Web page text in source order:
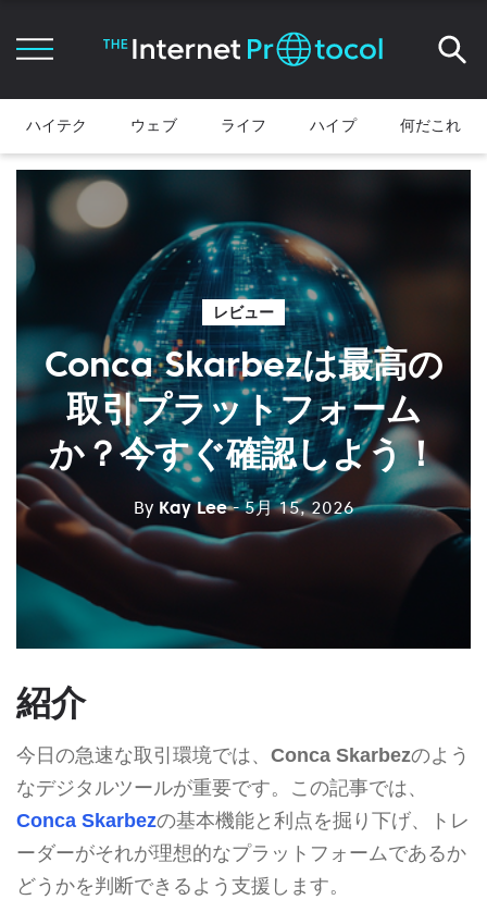
ハイテク ウェブ ライフ ハイプ 何だこれ
レビュー
Conca Skarbezは最高の
取引プラットフォーム
か？今すぐ確認しよう！
By Kay Lee - 5月 15, 2026
紹介
今日の急速な取引環境では、 Conca Skarbezのよう
なデジタルツールが重要です。この記事では、
Conca Skarbezの基本機能と利点を掘り下げ、トレ
ーダーがそれが理想的なプラットフォームであるか
どうかを判断できるよう支援します。